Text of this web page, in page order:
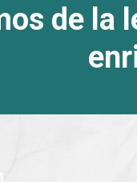
de la